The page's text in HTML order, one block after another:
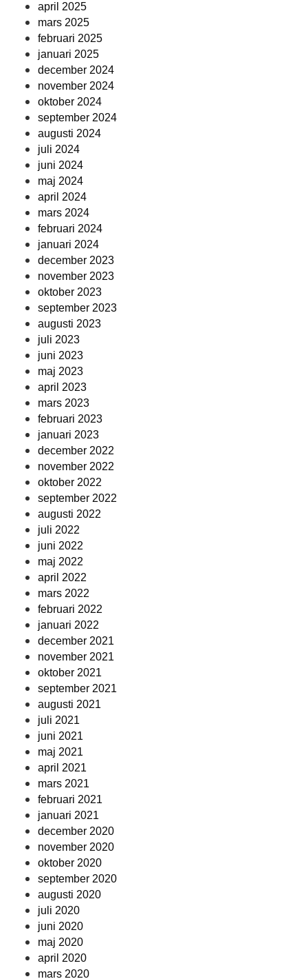
april 2025
mars 2025
februari 2025
januari 2025
december 2024
november 2024
oktober 2024
september 2024
augusti 2024
juli 2024
juni 2024
maj 2024
april 2024
mars 2024
februari 2024
januari 2024
december 2023
november 2023
oktober 2023
september 2023
augusti 2023
juli 2023
juni 2023
maj 2023
april 2023
mars 2023
februari 2023
januari 2023
december 2022
november 2022
oktober 2022
september 2022
augusti 2022
juli 2022
juni 2022
maj 2022
april 2022
mars 2022
februari 2022
januari 2022
december 2021
november 2021
oktober 2021
september 2021
augusti 2021
juli 2021
juni 2021
maj 2021
april 2021
mars 2021
februari 2021
januari 2021
december 2020
november 2020
oktober 2020
september 2020
augusti 2020
juli 2020
juni 2020
maj 2020
april 2020
mars 2020